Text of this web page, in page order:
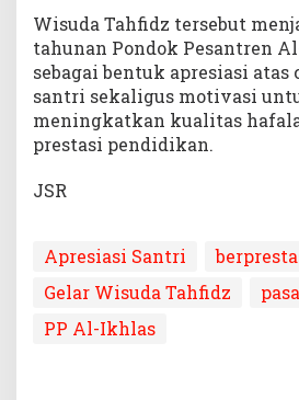
Wisuda Tahfidz tersebut
tahunan Pondok Pesantren
sebagai bentuk apresiasi atas
santri sekaligus motivasi
meningkatkan kualitas
prestasi pendidikan.
JSR
Apresiasi Santri
Gelar Wisuda Tahfidz
PP Al-Ikhlas